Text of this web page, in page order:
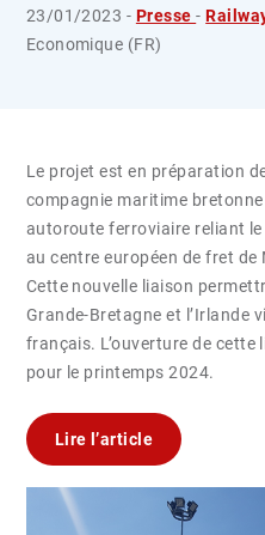
23/01/2023 - Presse-
Economique (FR)
Le projet est en préparation
compagnie maritime
autoroute ferroviaire reliant
au centre européen de fret de
Cette nouvelle liaison
Grande-Bretagne et l’Irlande
français. L’ouverture de
pour le printemps 2024.
Lire l’article